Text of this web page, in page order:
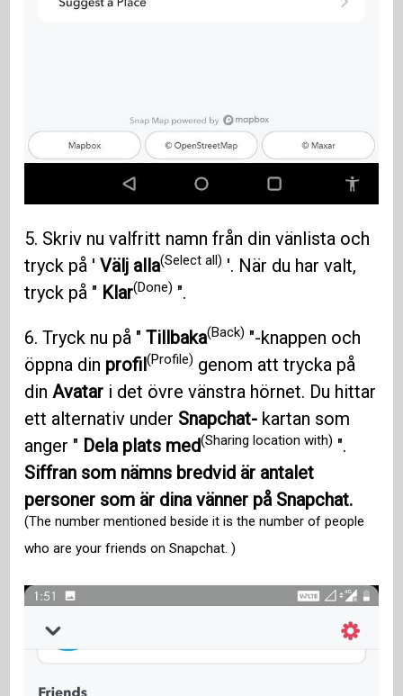
5. Skriv nu valfritt namn från din vänlista och
tryck på 'Välj alla(Select all) '. När du har valt,
tryck på " Klar(Done) ".
6. Tryck nu på "Tillbaka(Back) "-knappen och
öppna din profil(Profile) genom att trycka på
din Avatar i det övre vänstra hörnet. Du hittar
ett alternativ under Snapchat- kartan som
anger " Dela plats med(Sharing location with) ".
Siffran som nämns bredvid är antalet
personer som är dina vänner på Snapchat.
(The number mentioned beside it is the number of people
who are your friends on Snapchat. )